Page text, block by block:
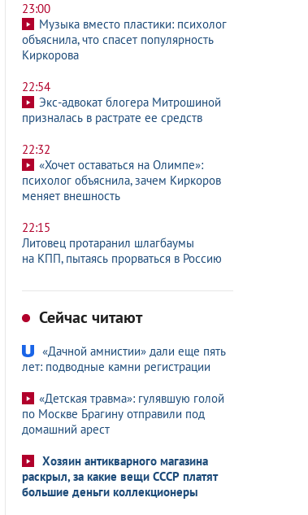
23:00
Музыка вместо пластики: психолог
объяснила, что спасет популярность
Киркорова
22:54
Экс-адвокат блогера Митрошиной
призналась в растрате ее средств
22:32
«Хочет оставаться на Олимпе»:
психолог объяснила, зачем Киркоров
меняет внешность
22:15
Литовец протаранил шлагбаумы
на КПП, пытаясь прорваться в Россию
Сейчас читают
«Дачной амнистии» дали еще пять
лет: подводные камни регистрации
«Детская травма»: гулявшую голой
по Москве Брагину отправили под
домашний арест
Хозяин антикварного магазина
раскрыл, за какие вещи СССР платят
большие деньги коллекционеры